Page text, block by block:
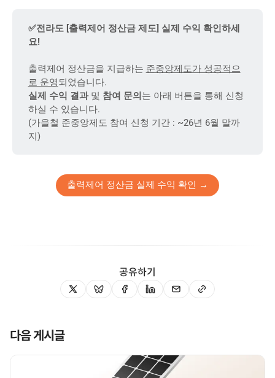
✅전라도 [출력제어 정산금 제도] 실제 수익 확인하세
요!
출력제어 정산금을 지급하는 준중앙제도가 성공적으
로 운영되었습니다.
실제 수익 결과및 참여 문의 는 아래 버튼을 통해 신청
하실 수 있습니다.
(가을철 준중앙제도 참여 신청 기간 : ~26년 6월 말까
지)
출력제어 정산금 실제 수익 확인 →
공유하기
다음 게시글